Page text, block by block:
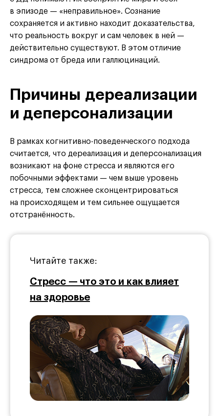
в эпизоде — «неправильное». Сознание
сохраняется и активно находит доказательства,
что реальность вокруг и сам человек в ней —
действительно существуют. В этом отличие
синдрома от бреда или галлюцинаций.
Причины дереализации
и деперсонализации
В рамках когнитивно-поведенческого подхода
считается, что дереализация и деперсонализация
возникают на фоне стресса и являются его
побочными эффектами — чем выше уровень
стресса, тем сложнее сконцентрироваться
на происходящем и тем сильнее ощущается
отстранённость.
Читайте также:
Стресс — что это и как влияет
на здоровье